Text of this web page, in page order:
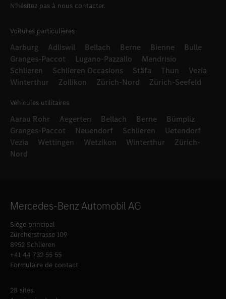
N’hésitez pas à nous contacter.
Voitures particulières
Aarburg Adliswil Bellach Berne Bienne
Bulle
Granges-Paccot
Lugano-Pazzallo
Mendrisio
Schlieren
Schlieren Occasions Stäfa Thun
Vezia
Winterthur
Zollikon Zürich-Nord Zürich-Seefeld
Véhicules utilitaires
Aarau Rohr Aegerten Bellach Berne
Bümpliz
Granges-Paccot
Neuendorf Schlieren
Uetendorf
Vezia
Wettingen Wetzikon Winterthur
Zürich-
Nord
Mercedes-Benz Automobil AG
Siège principal
Zürcherstrasse 109
8952 Schlieren
+41 44 732 55 55
Formulaire de contact
28 sites.